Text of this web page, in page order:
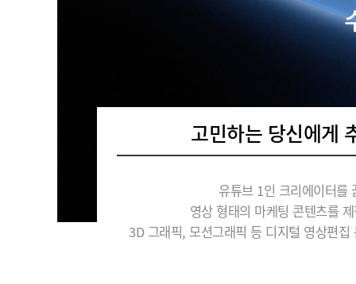
고민하는 당신에게
유튜브 1인 크리에이터를
영상 형태의 마케팅 콘텐츠를
3D 그래픽, 모션그래픽 등 디지털 영상편